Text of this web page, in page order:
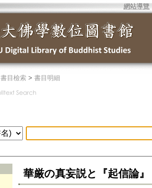
網站導覽
書目檢索 > 書目明細
華厳の真妄説と『起信論』